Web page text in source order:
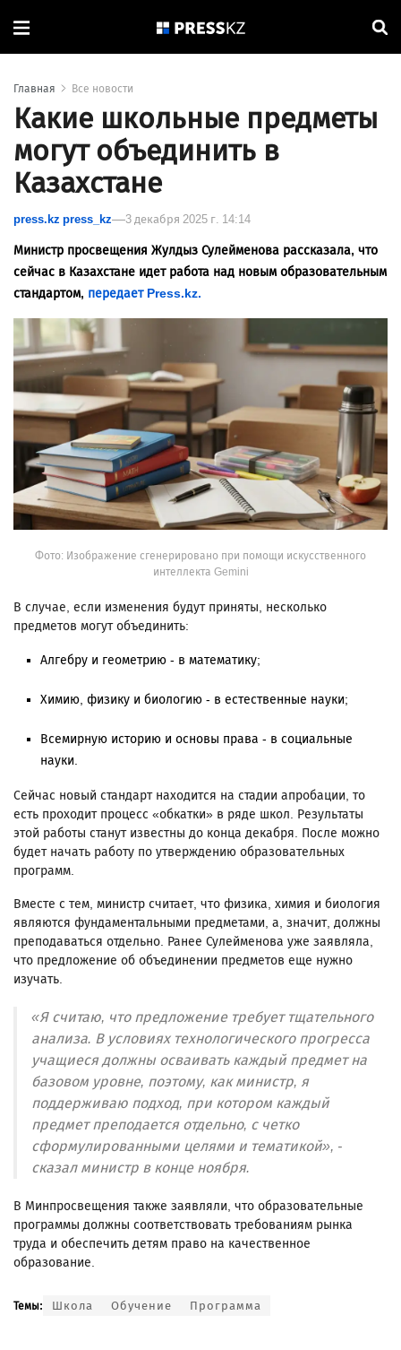
Главная Все новости
Какие школьные предметы
могут объединить в
Казахстане
press.kz press_kz 3 декабря 2025 г. 14:14
Министр просвещения Жулдыз Сулейменова рассказала, что
сейчас в Казахстане идет работа над новым образовательным
стандартом, передает Press.kz.
Фото: Изображение сгенерировано при помощи искусственного
интеллекта Gemini
В случае, если изменения будут приняты, несколько
предметов могут объединить:
Алгебру и геометрию - в математику;
Химию, физику и биологию - в естественные науки;
Всемирную историю и основы права - в социальные
науки.
Сейчас новый стандарт находится на стадии апробации, то
есть проходит процесс «обкатки» в ряде школ. Результаты
этой работы станут известны до конца декабря. После можно
будет начать работу по утверждению образовательных
программ.
Вместе с тем, министр считает, что физика, химия и биология
являются фундаментальными предметами, а, значит, должны
преподаваться отдельно. Ранее Сулейменова уже заявляла,
что предложение об объединении предметов еще нужно
изучать.
«Я считаю, что предложение требует тщательного
анализа. В условиях технологического прогресса
учащиеся должны осваивать каждый предмет на
базовом уровне, поэтому, как министр, я
поддерживаю подход, при котором каждый
предмет преподается отдельно, с четко
сформулированными целями и тематикой», -
сказал министр в конце ноября.
В Минпросвещения также заявляли, что образовательные
программы должны соответствовать требованиям рынка
труда и обеспечить детям право на качественное
образование.
Темы: Школа Обучение Программа